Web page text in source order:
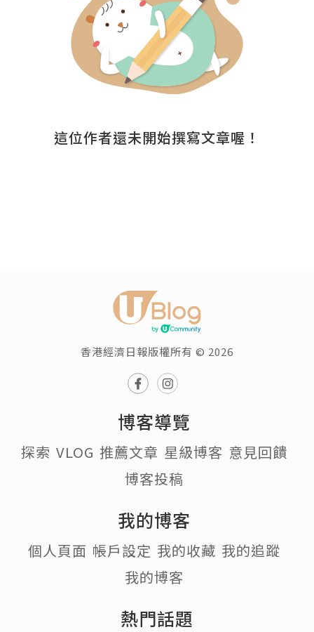
這位作者還未開始撰寫文章喔！
香港經濟日報版權所有 © 2026
博客導覽
探索 VLOG 推薦文章 星級博客 意見回饋
博客投稿
我的博客
個人頁面 帳戶設定 我的收藏 我的追蹤
我的博客
熱門話題